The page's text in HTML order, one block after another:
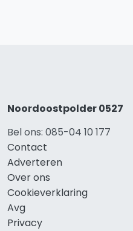
Noordoostpolder 0527
Bel ons: 085-04 10 177
Contact
Adverteren
Over ons
Cookieverklaring
Avg
Privacy